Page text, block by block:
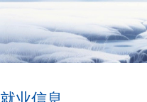
就业信息